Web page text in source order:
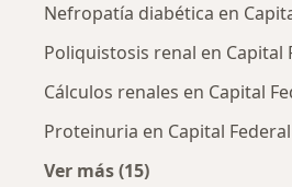
Nefropatía diabética en
Poliquistosis renal en Capital
Cálculos renales en Capital
Proteinuria en Capital Federal
Ver más (15)